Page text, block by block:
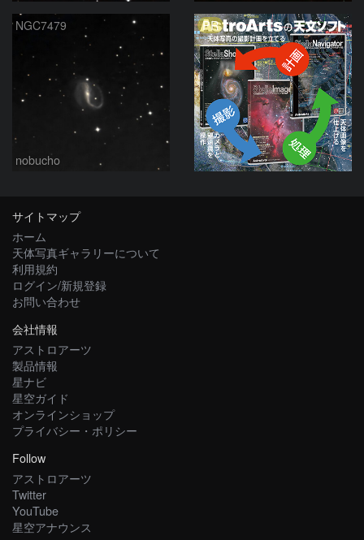
NGC7479
nobucho
PR
サイトマップ
ホーム
天体写真ギャラリーについて
利用規約
ログイン/新規登録
お問い合わせ
会社情報
アストロアーツ
製品情報
星ナビ
星空ガイド
オンラインショップ
プライバシー・ポリシー
Follow
アストロアーツ
Twitter
YouTube
星空アナウンス